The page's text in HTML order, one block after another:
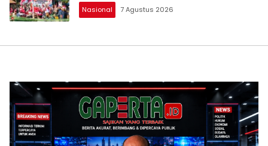
Nasional 7 Agustus 2026